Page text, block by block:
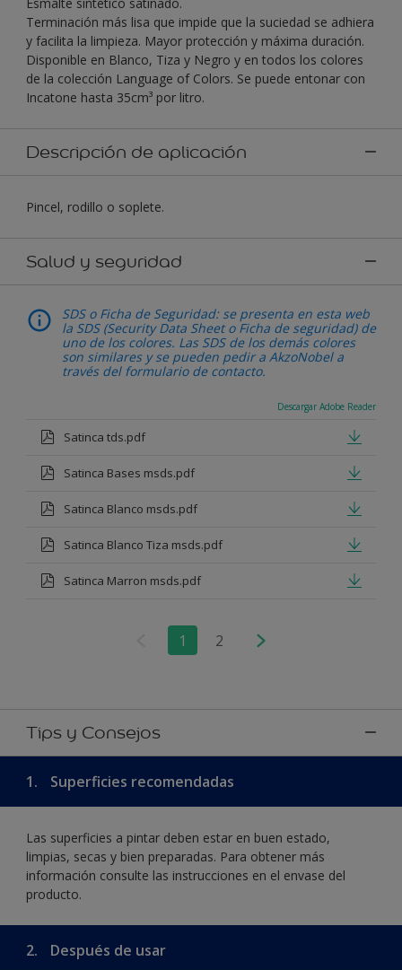
Terminación más lisa que impide que la suciedad se adhiera
y facilita la limpieza. Mayor protección y máxima duración.
Disponible en Blanco, Tiza y Negro y en todos los colores
de la colección Language of Colors. Se puede entonar con
Incatone hasta 35cm³ por litro.
Descripción de aplicación
Pincel, rodillo o soplete.
Salud y seguridad
SDS o Ficha de Seguridad: se presenta en esta web
la SDS (Security Data Sheet o Ficha de seguridad) de
uno de los colores. Las SDS de los demás colores
son similares y se pueden pedir a AkzoNobel a
través del formulario de contacto.
Descargar Adobe Reader
Satinca tds.pdf
Satinca Bases msds.pdf
Satinca Blanco msds.pdf
Satinca Blanco Tiza msds.pdf
Satinca Marron msds.pdf
1 2
Tips y Consejos
1. Superficies recomendadas
Las superficies a pintar deben estar en buen estado,
limpias, secas y bien preparadas. Para obtener más
información consulte las instrucciones en el envase del
producto.
2. Después de usar